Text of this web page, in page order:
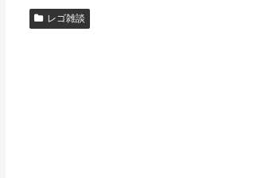
レゴ雑談